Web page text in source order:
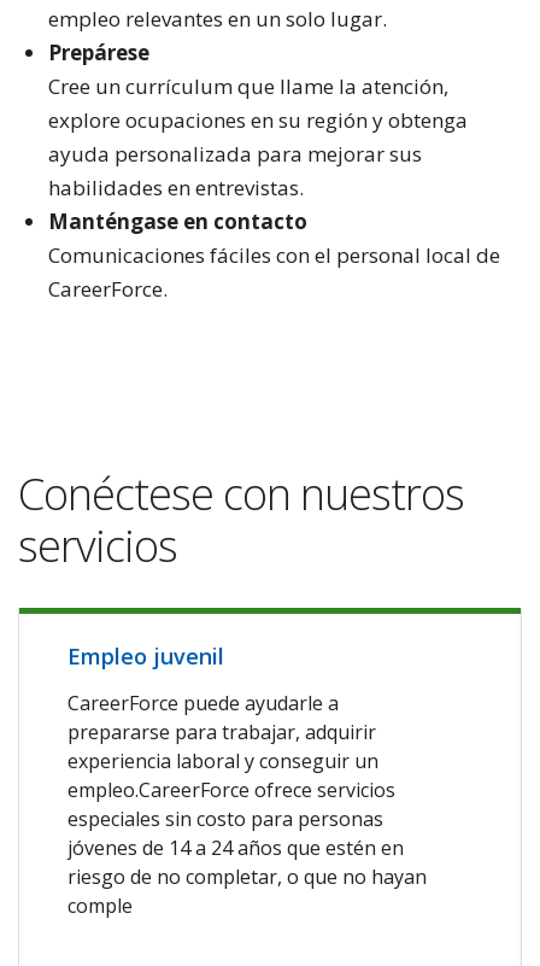
empleo relevantes en un solo lugar.
Prepárese
Cree un currículum que llame la atención,
explore ocupaciones en su región y obtenga
ayuda personalizada para mejorar sus
habilidades en entrevistas.
Manténgase en contacto
Comunicaciones fáciles con el personal local de
CareerForce.
Conéctese con nuestros
servicios
Empleo juvenil
CareerForce puede ayudarle a
prepararse para trabajar, adquirir
experiencia laboral y conseguir un
empleo.CareerForce ofrece servicios
especiales sin costo para personas
jóvenes de 14 a 24 años que estén en
riesgo de no completar, o que no hayan
comple